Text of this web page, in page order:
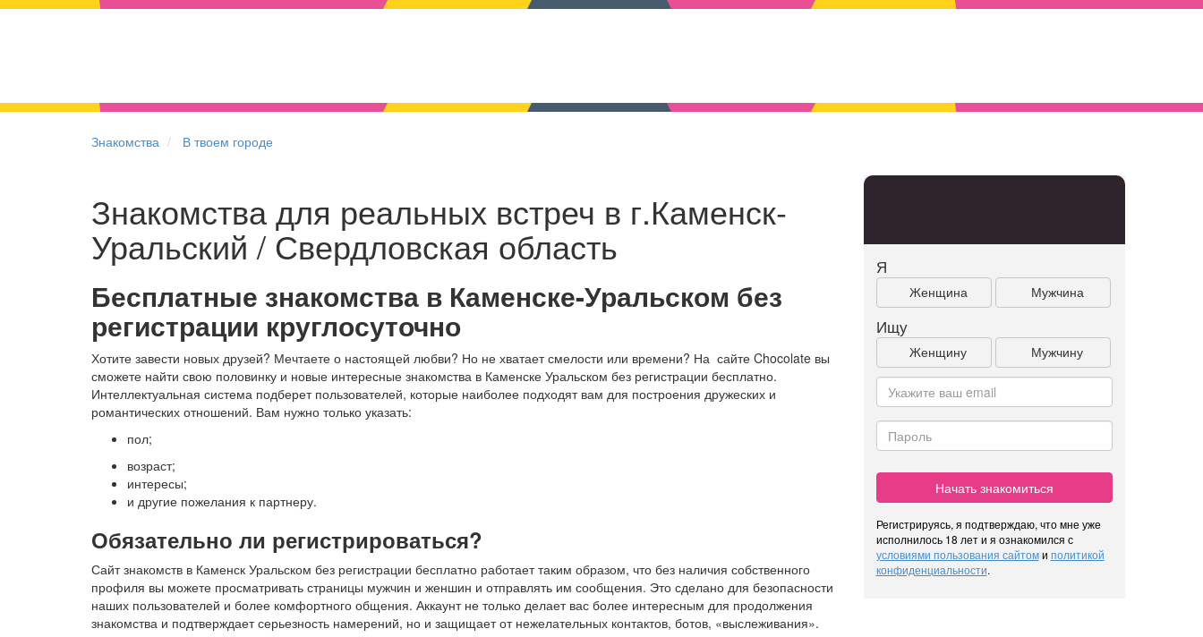
Знакомства В твоем городе
Знакомства для реальных встреч в г.Каменск-
Уральский / Свердловская область
Бесплатные знакомства в Каменске-Уральском без
регистрации круглосуточно
Хотите завести новых друзей? Мечтаете о настоящей любви? Но не хватает смелости или времени? На сайте Chocolate вы
сможете найти свою половинку и новые интересные знакомства в Каменске Уральском без регистрации бесплатно.
Интеллектуальная система подберет пользователей, которые наиболее подходят вам для построения дружеских и
романтических отношений. Вам нужно только указать:
пол;
возраст;
интересы;
и другие пожелания к партнеру.
Обязательно ли регистрироваться?
Сайт знакомств в Каменск Уральском без регистрации бесплатно работает таким образом, что без наличия собственного
профиля вы можете просматривать страницы мужчин и женшин и отправлять им сообщения. Это сделано для безопасности
наших пользователей и более комфортного общения. Аккаунт не только делает вас более интересным для продолжения
знакомства и подтверждает серьезность намерений, но и защищает от нежелательных контактов, ботов, «выслеживания».
Я
Женщина Мужчина
Ищу
Женщину Мужчину
Начать знакомиться
Регистрируясь, я подтверждаю, что мне уже
исполнилось 18 лет и я ознакомился с
условиями пользования сайтоми политикой
конфиденциальности.